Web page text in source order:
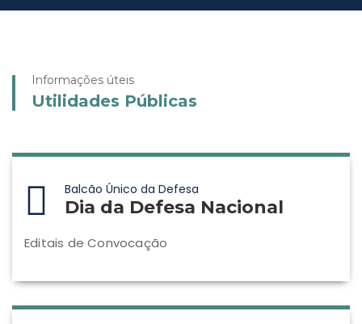
Informações úteis
Utilidades Públicas
Balcão Único da Defesa
Dia da Defesa Nacional
Editais de Convocação